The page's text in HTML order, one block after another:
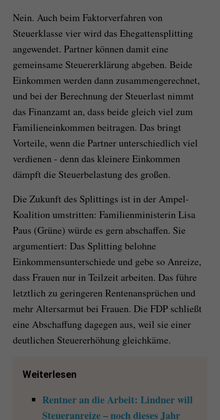
Nein. Auch beim Faktorverfahren von
Steuerklasse vier wird das Ehegattensplitting
angewendet. Partner können damit eine
gemeinsame Steuererklärung abgeben. Beide
Einkommen werden dann zusammengerechnet,
und bei der Berechnung der Steuerlast nimmt
das Finanzamt an, dass beide gleich viel zum
Familieneinkommen beitragen. Das bringt
Vorteile, wenn die Partner unterschiedlich viel
verdienen - denn das kleinere Einkommen
dämpft die Steuerbelastung des großen.
Die Zukunft des Splittings ist in der Ampel-
Koalition umstritten: Familienministerin Lisa
Paus (Grüne) würde es gern abschaffen. Sie
argumentiert: Das Splitting belohne
Einkommensunterschiede und gebe so Anreize,
dass Frauen nur in Teilzeit arbeiten. Das führe
letztlich zu geringeren Rentenansprüchen und
mehr Altersarmut bei Frauen. Die FDP schließt
eine Abschaffung dagegen aus, weil sie einer
deutlichen Steuererhöhung gleichkäme.
Weiterlesen
Rentner an die Arbeit: Lindner will
Steueranreize – noch dieses Jahr